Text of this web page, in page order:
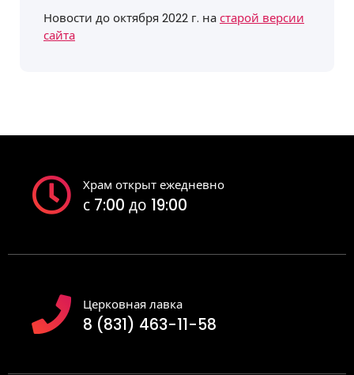
Новости до октября 2022 г. настарой версии
сайта
Храм открыт ежедневно
с 7:00 до 19:00
Церковная лавка
8 (831) 463-11-58